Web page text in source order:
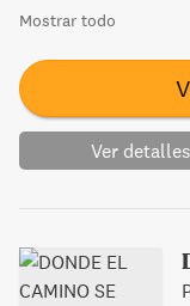
Mostrar todo
Ver detalles